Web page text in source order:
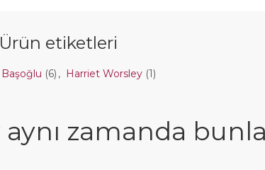
Ürün etiketleri
(6) , Harriet Worsley (1)
zamanda